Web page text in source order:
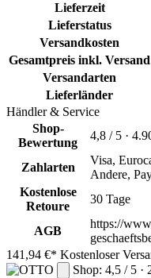
Lieferzeit
Lieferstatus
Versandkosten
Gesamtpreis inkl. Versand
Versandarten
Lieferländer
Händler & Service
Shop-
Bewertung
4,8 / 5 ·
Zahlarten
Visa,
Andere,
Kostenlose
Retoure
30 Tage
AGB
https://
141,94 €* Kostenloser
Shop: 4,5 / 5 ·